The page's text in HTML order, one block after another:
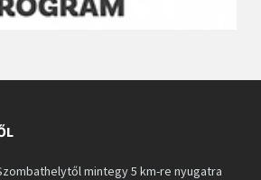
mintegy 5 km-re nyugatra